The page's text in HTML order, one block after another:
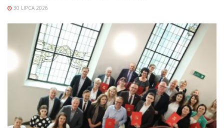
30 LIPCA 2026